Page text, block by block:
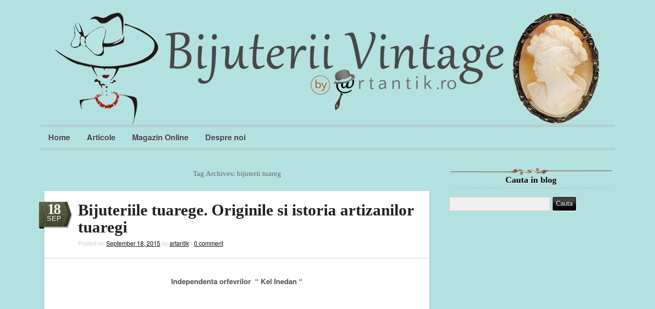
Home Articole Magazin Online Despre noi
Tag Archives: bijuterii tuareg
Bijuteriile tuarege. Originile si istoria artizanilor
tuaregi
18
SEP
Posted on September 18, 2015 byartantik•0 comment
Independenta orfevrilor “ Kel Inedan “
Cauta in blog